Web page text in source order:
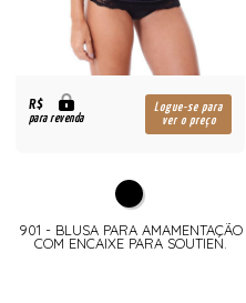
R$
para revenda
Logue-se para
ver o preço
901 - BLUSA PARA AMAMENTAÇÃO
COM ENCAIXE PARA SOUTIEN.